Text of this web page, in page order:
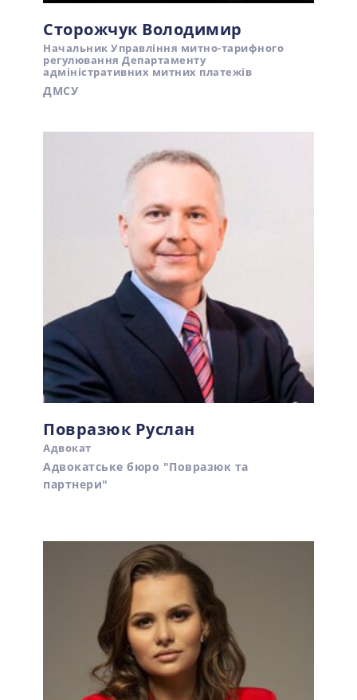
Сторожчук Володимир
Начальник Управління митно-тарифного
регулювання Департаменту
адміністративних митних платежів
ДМСУ
Повразюк Руслан
Адвокат
Адвокатське бюро "Повразюк та
партнери"